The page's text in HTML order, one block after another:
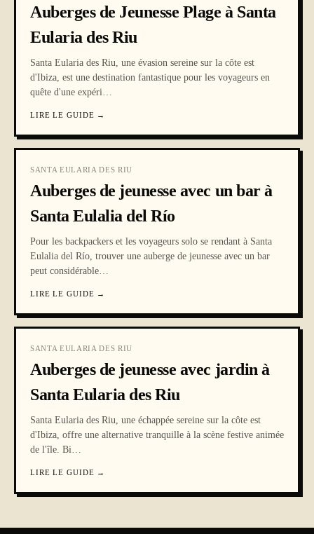
Auberges de Jeunesse Plage à Santa
Eularia des Riu
Santa Eularia des Riu, une évasion sereine sur la côte est
d'Ibiza, est une destination fantastique pour les voyageurs en
quête d'une expéri…
LIRE LE GUIDE →
SANTA EULARIA DES RIU
Auberges de jeunesse avec un bar à
Santa Eulalia del Río
Pour les backpackers et les voyageurs solo se rendant à Santa
Eulalia del Río, trouver une auberge de jeunesse avec un bar
peut considérable…
LIRE LE GUIDE →
SANTA EULARIA DES RIU
Auberges de jeunesse avec jardin à
Santa Eularia des Riu
Santa Eularia des Riu, une échappée sereine sur la côte est
d'Ibiza, offre une alternative tranquille à la scène festive animée
de l'île. Bi…
LIRE LE GUIDE →